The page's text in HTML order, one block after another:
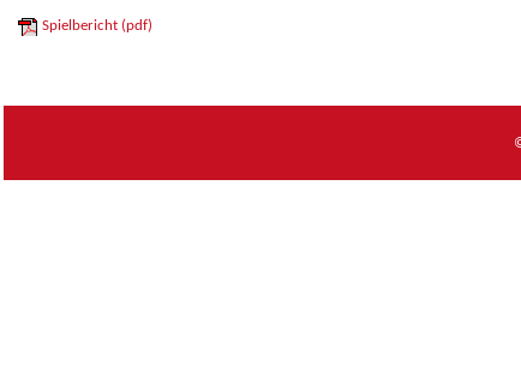
Spielbericht (pdf)